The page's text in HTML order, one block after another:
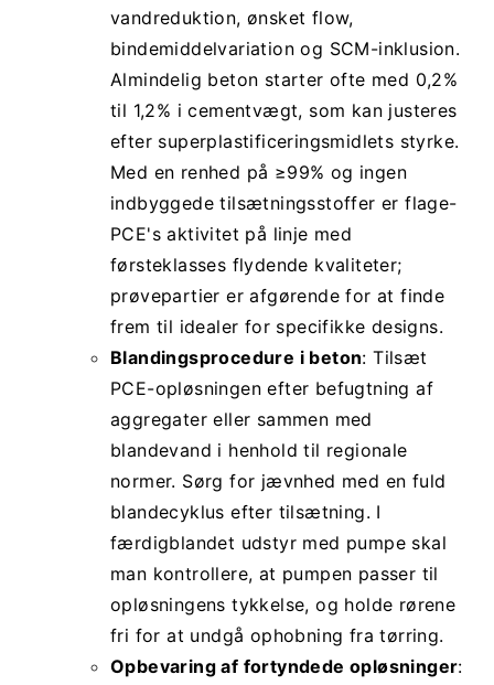
vandreduktion, ønsket flow,
bindemiddelvariation og SCM-inklusion.
Almindelig beton starter ofte med 0,2%
til 1,2% i cementvægt, som kan justeres
efter superplastificeringsmidlets styrke.
Med en renhed på ≥99% og ingen
indbyggede tilsætningsstoffer er flage-
PCE's aktivitet på linje med
førsteklasses flydende kvaliteter;
prøvepartier er afgørende for at finde
frem til idealer for specifikke designs.
Blandingsprocedure i beton: Tilsæt
PCE-opløsningen efter befugtning af
aggregater eller sammen med
blandevand i henhold til regionale
normer. Sørg for jævnhed med en fuld
blandecyklus efter tilsætning. I
færdigblandet udstyr med pumpe skal
man kontrollere, at pumpen passer til
opløsningens tykkelse, og holde rørene
fri for at undgå ophobning fra tørring.
Opbevaring af fortyndede opløsninger: